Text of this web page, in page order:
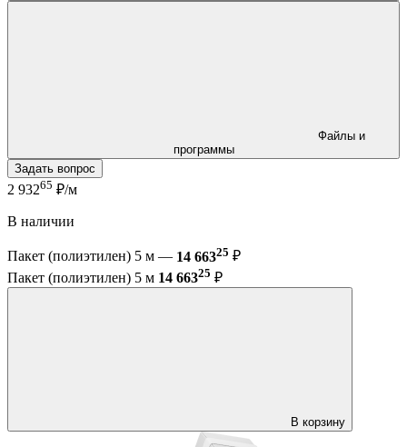
программы
Задать вопрос
2 93265 ₽/м
В наличии
Пакет (полиэтилен) 5 м — 14 66325 ₽
Пакет (полиэтилен) 5 м 14 66325 ₽
В корзину